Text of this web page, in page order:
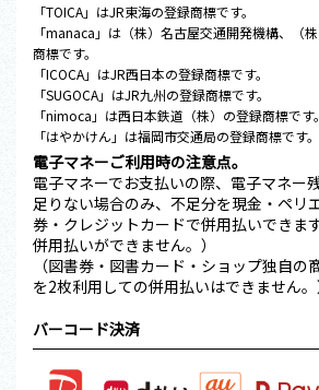
「TOICA」はJR東海の登録商標です。
「manaca」は（株）名古屋交通開発機構、（
商標です。
「ICOCA」はJR西日本の登録商標です。
「SUGOCA」はJR九州の登録商標です。
「nimoca」は西日本鉄道（株）の登録商標です。
「はやかけん」は福岡市交通局の登録商標です。
電子マネーご利用時の注意点。
電子マネーでお支払いの際、電子マネー
足りない場合のみ、不足分を現金・ペリ
券・クレジットカードで併用払いできま
併用払いができません。）
（図書券・図書カード・ショップ独自の
を2枚利用しての併用払いはできません。
バーコード決済